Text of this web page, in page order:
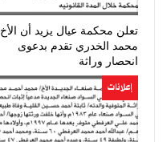
تعلن محكمة عيال يزيد أن الأخ
محمد الخدري تقدم بدعوى
انحصار وراثة
إعلانات